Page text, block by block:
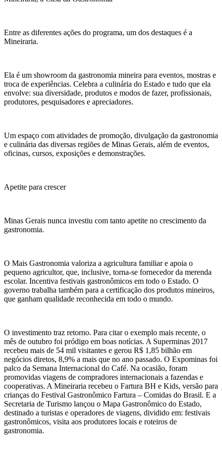
Entre as diferentes ações do programa, um dos destaques é a
Mineiraria.
Ela é um showroom da gastronomia mineira para eventos, mostras e
troca de experiências. Celebra a culinária do Estado e tudo que ela
envolve: sua diversidade, produtos e modos de fazer, profissionais,
produtores, pesquisadores e apreciadores.
Um espaço com atividades de promoção, divulgação da gastronomia
e culinária das diversas regiões de Minas Gerais, além de eventos,
oficinas, cursos, exposições e demonstrações.
Apetite para crescer
Minas Gerais nunca investiu com tanto apetite no crescimento da
gastronomia.
O Mais Gastronomia valoriza a agricultura familiar e apoia o
pequeno agricultor, que, inclusive, torna-se fornecedor da merenda
escolar. Incentiva festivais gastronômicos em todo o Estado. O
governo trabalha também para a certificação dos produtos mineiros,
que ganham qualidade reconhecida em todo o mundo.
O investimento traz retorno. Para citar o exemplo mais recente, o
mês de outubro foi pródigo em boas notícias. A Superminas 2017
recebeu mais de 54 mil visitantes e gerou R$ 1,85 bilhão em
negócios diretos, 8,9% a mais que no ano passado. O Expominas foi
palco da Semana Internacional do Café. Na ocasião, foram
promovidas viagens de compradores internacionais a fazendas e
cooperativas. A Mineiraria recebeu o Fartura BH e Kids, versão para
crianças do Festival Gastronômico Fartura – Comidas do Brasil. E a
Secretaria de Turismo lançou o Mapa Gastronômico do Estado,
destinado a turistas e operadores de viagens, dividido em: festivais
gastronômicos, visita aos produtores locais e roteiros de
gastronomia.